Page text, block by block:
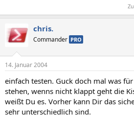
chris.
Commander PRO
14. Januar 2004
einfach testen. Guck doch mal was
stehen, wenns nicht klappt geht die
weißt Du es. Vorher kann Dir das
sehr unterschiedlich sind.